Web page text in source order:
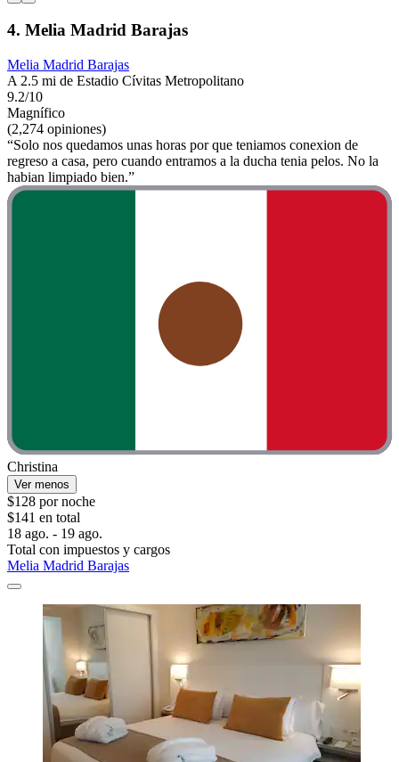
4. Melia Madrid Barajas
Melia Madrid Barajas
A 2.5 mi de Estadio Cívitas Metropolitano
9.2/10
Magnífico
(2,274 opiniones)
“Solo nos quedamos unas horas por que teniamos conexion de
regreso a casa, pero cuando entramos a la ducha tenia pelos. No la
habian limpiado bien.”
Christina
Ver menos
$128 por noche
$141 en total
18 ago. - 19 ago.
Total con impuestos y cargos
Melia Madrid Barajas